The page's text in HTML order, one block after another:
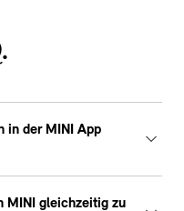
in der MINI App
MINI gleichzeitig zu